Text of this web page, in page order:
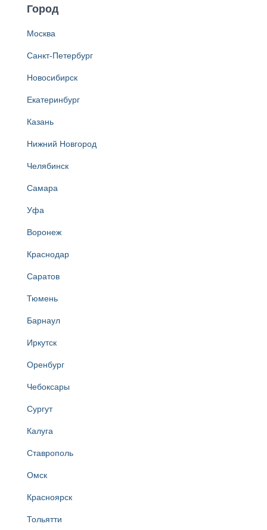
Город
Москва
Санкт-Петербург
Новосибирск
Екатеринбург
Казань
Нижний Новгород
Челябинск
Самара
Уфа
Воронеж
Краснодар
Саратов
Тюмень
Барнаул
Иркутск
Оренбург
Чебоксары
Сургут
Калуга
Ставрополь
Омск
Красноярск
Тольятти